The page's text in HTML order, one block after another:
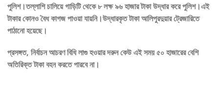
পুলিশ।তল্লাশি চালিয়ে গাড়িটি থেকে ৮ লক্ষ ৯৬ হাজার টাকা উদ্ধার করে পুলিশ।এই
টাকার কোনও বৈধ কাগজ পাওয়া যায়নি।উদ্ধারকৃত টাকা আলিপুরদুয়ার ট্রেজারিতে
পাঠানো হয়েছে।
প্রসঙ্গত, নির্বাচন আচরণ বিধি লাগু হওয়ার দরুন কেউ এই সময় ৫০ হাজারের বেশি
অতিরিক্ত টাকা বহন করতে পারবে না।